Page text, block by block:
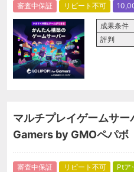
審査中保証 リピート不可
成果条件
評判
マルチプレイゲームサ
Gamers by GMOペパボ
審査中保証 リピート不可 Ptア